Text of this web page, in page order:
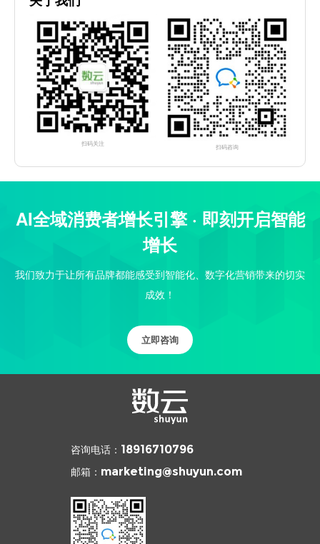
扫码关注 扫码咨询
AI全域消费者增长引擎 · 即刻开启智能
增长
我们致力于让所有品牌都能感受到智能化、数字化营销带来的切实
成效！
立即咨询
咨询电话： 18916710796
邮箱： marketing@shuyun.com